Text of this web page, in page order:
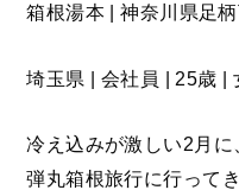
箱根湯本 | 神奈川県足
埼玉県 | 会社員 | 25歳 |
冷え込みが激しい2月に
弾丸箱根旅行に行って